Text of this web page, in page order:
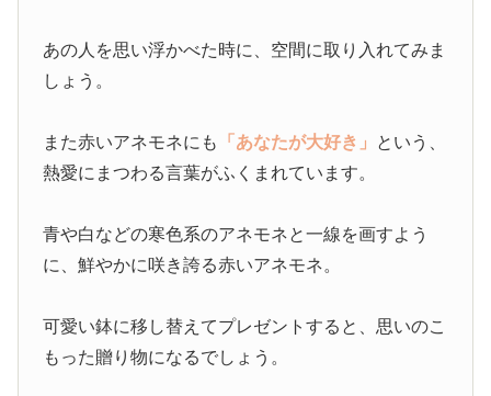
あの人を思い浮かべた時に、空間に取り入れてみま
しょう。
また赤いアネモネにも 「あなたが大好き」 という、
熱愛にまつわる言葉がふくまれています。
青や白などの寒色系のアネモネと一線を画すよう
に、鮮やかに咲き誇る赤いアネモネ。
可愛い鉢に移し替えてプレゼントすると、思いのこ
もった贈り物になるでしょう。